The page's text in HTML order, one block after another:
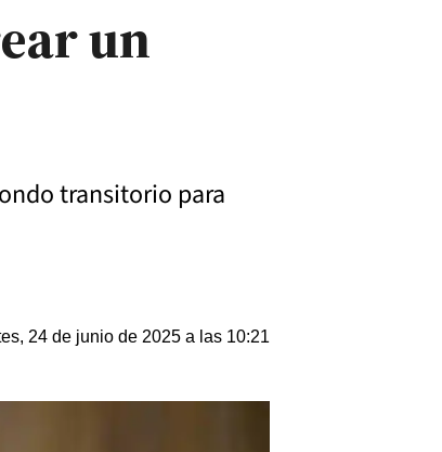
un
transitorio para
24 de junio de 2025 a las 10:21